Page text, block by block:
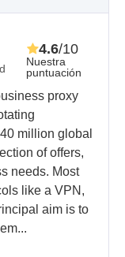
Nuestra
puntuación
4.6/10
proxy
million global
of offers,
needs. Most
like a VPN,
aim is to